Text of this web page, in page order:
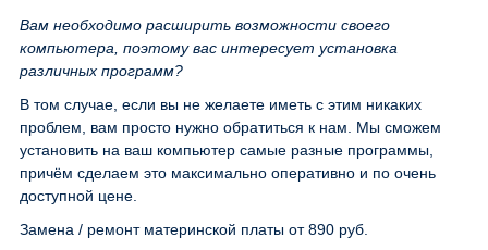
Вам необходимо расширить возможности своего
компьютера, поэтому вас интересует установка
различных программ?
В том случае, если вы не желаете иметь с этим никаких
проблем, вам просто нужно обратиться к нам. Мы сможем
установить на ваш компьютер самые разные программы,
причём сделаем это максимально оперативно и по очень
доступной цене.
Замена / ремонт материнской платы от 890 руб.